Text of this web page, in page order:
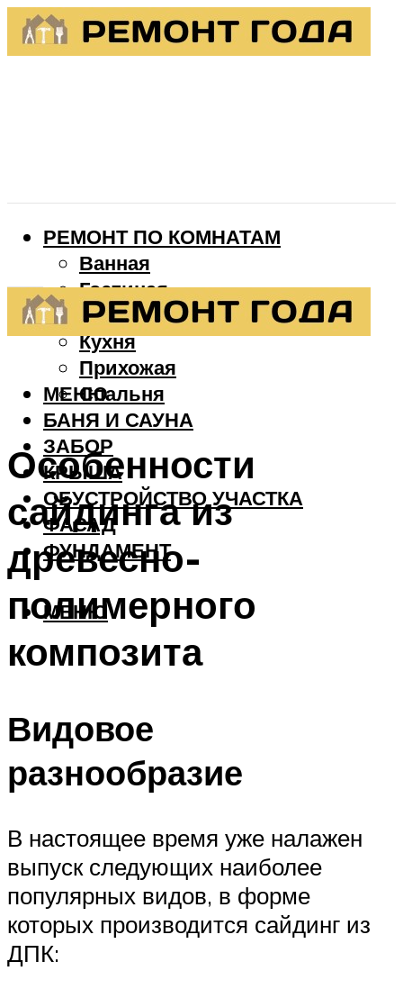
РЕМОНТ ПО КОМНАТАМ
Ванная
Гостиная
Детская
Кухня
Прихожая
Спальня
БАНЯ И САУНА
ЗАБОР
КРЫША
ОБУСТРОЙСТВО УЧАСТКА
ФАСАД
ФУНДАМЕНТ
МЕНЮ
МЕНЮ
Особенности
сайдинга из
древесно-
полимерного
композита
Видовое
разнообразие
В настоящее время уже налажен
выпуск следующих наиболее
популярных видов, в форме
которых производится сайдинг из
ДПК: